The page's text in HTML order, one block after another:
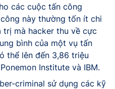
các cuộc tấn công
này thường tốn ít chi
trị mà hacker thu về cực
bình của một vụ tấn
thể lên đến 3,86 triệu
Institute và IBM.
criminal sử dụng các kỹ